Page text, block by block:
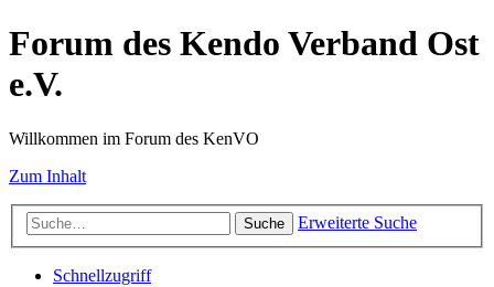
Forum des Kendo Verband Ost
e.V.
Willkommen im Forum des KenVO
Zum Inhalt
Suche Erweiterte Suche
Schnellzugriff